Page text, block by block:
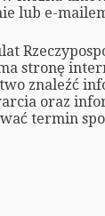
lub e-
stronę
znaleźć
oraz
termin